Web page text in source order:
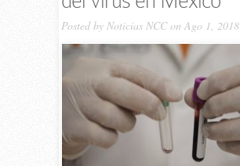
Posted by Noticias NCCon Ago 1, 2018